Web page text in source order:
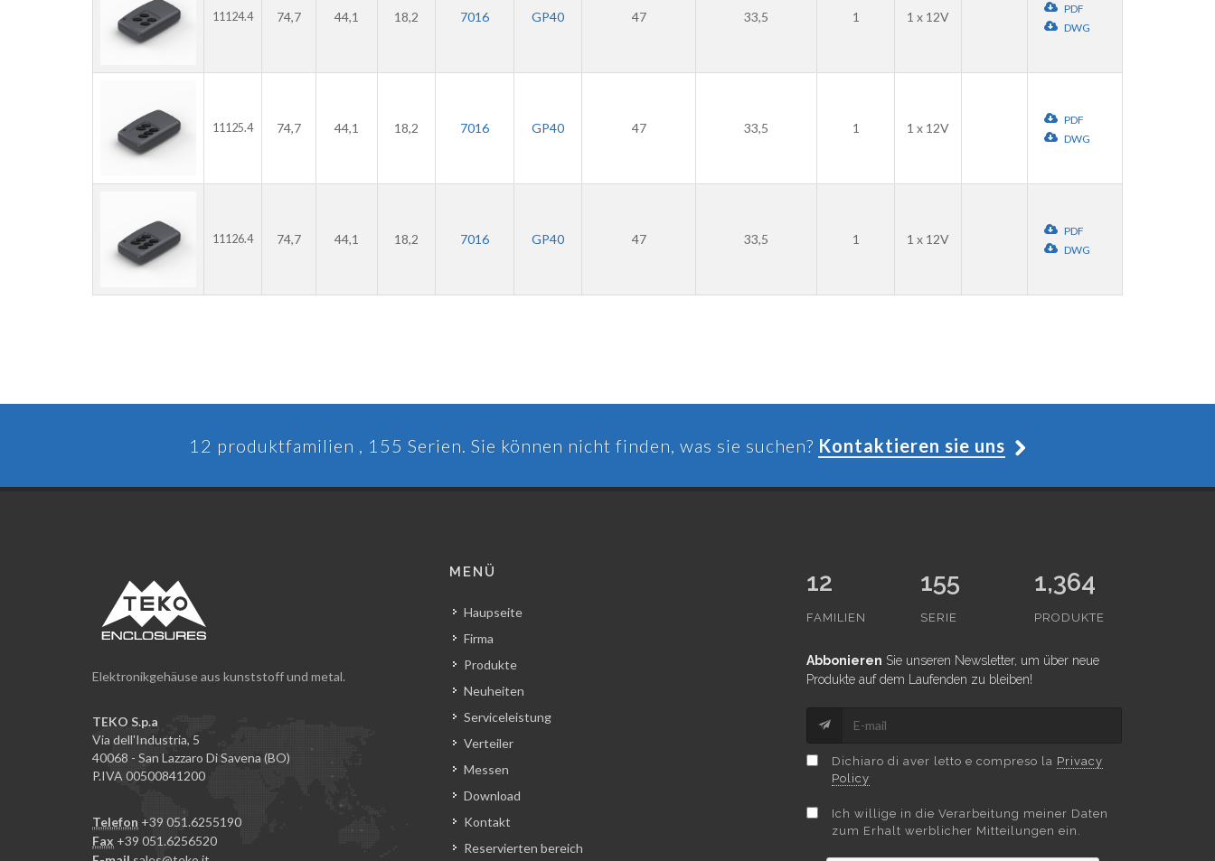
11124.4 74,7 44,1 18,2 7016 GP40 47 33,5 1 1 x 12V
PDF
DWG
11125.4 74,7 44,1 18,2 7016 GP40 47 33,5 1 1 x 12V
PDF
DWG
11126.4 74,7 44,1 18,2 7016 GP40 47 33,5 1 1 x 12V
PDF
DWG
12 produktfamilien , 155 Serien. Sie können nicht finden, was sie suchen? Kontaktieren sie uns
Elektronikgehäuse aus kunststoff und metal.
TEKO S.p.a
Via dell'Industria, 5
40068 - San Lazzaro Di Savena (BO)
P.IVA 00500841200
Telefon +39 051.6255190
Fax +39 051.6256520
MENÜ
Haupseite
Firma
Produkte
Neuheiten
Serviceleistung
Verteiler
Messen
Download
Kontakt
Reservierten bereich
12
FAMILIEN
155
SERIE
1,364
PRODUKTE
Abbonieren Sie unseren Newsletter, um über neue
Produkte auf dem Laufenden zu bleiben!
Dichiaro di aver letto e compreso la Privacy
Policy
Ich willige in die Verarbeitung meiner Daten
zum Erhalt werblicher Mitteilungen ein.